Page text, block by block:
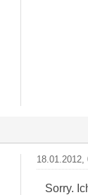
18.01.2012,
Sorry.